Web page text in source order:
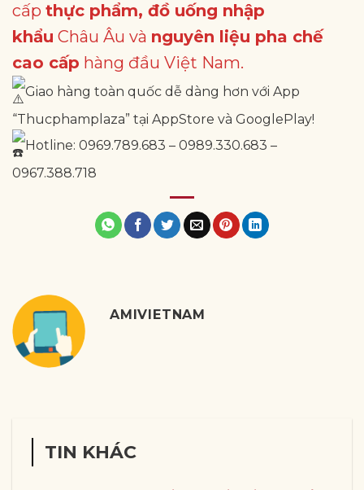
cấp thực phẩm, đồ uống nhập
khẩu Châu Âu và nguyên liệu pha chế
cao cấp hàng đầu Việt Nam.
Giao hàng toàn quốc dễ dàng hơn với App
“Thucphamplaza” tại AppStore và GooglePlay!
Hotline: 0969.789.683 – 0989.330.683 –
0967.388.718
AMIVIETNAM
TIN KHÁC